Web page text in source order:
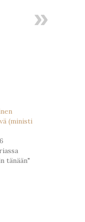
(ministi
tänään"